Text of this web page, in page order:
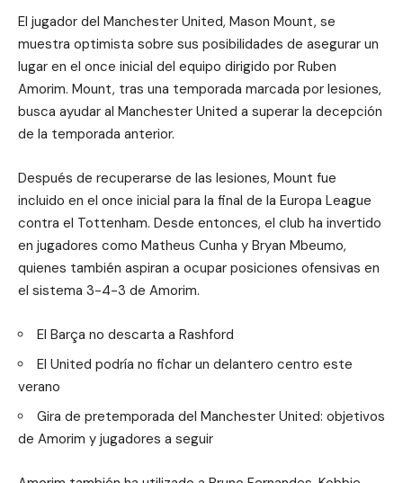
El jugador del Manchester United, Mason Mount, se
muestra optimista sobre sus posibilidades de asegurar un
lugar en el once inicial del equipo dirigido por Ruben
Amorim. Mount, tras una temporada marcada por lesiones,
busca ayudar al Manchester United a superar la decepción
de la temporada anterior.
Después de recuperarse de las lesiones, Mount fue
incluido en el once inicial para la final de la Europa League
contra el Tottenham. Desde entonces, el club ha invertido
en jugadores como Matheus Cunha y Bryan Mbeumo,
quienes también aspiran a ocupar posiciones ofensivas en
el sistema 3-4-3 de Amorim.
El Barça no descarta a Rashford
El United podría no fichar un delantero centro este
verano
Gira de pretemporada del Manchester United: objetivos
de Amorim y jugadores a seguir